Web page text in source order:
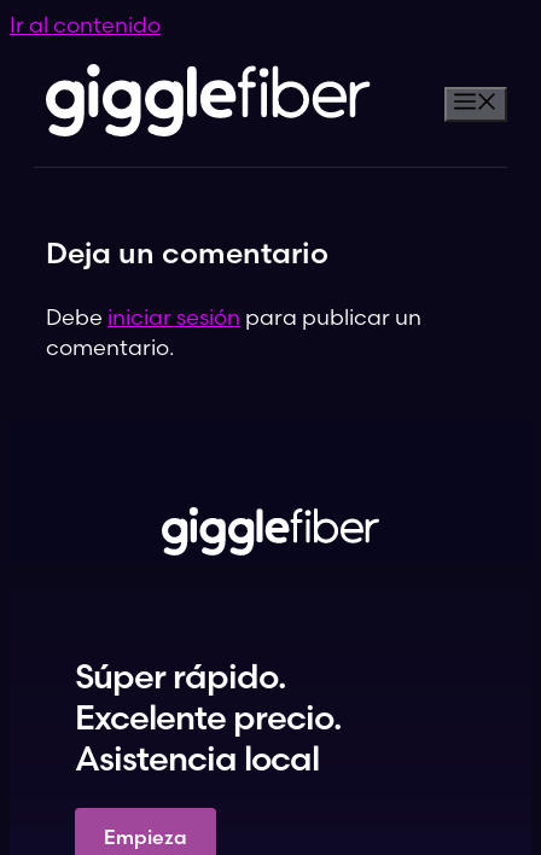
Ir al contenido
Deja un comentario
Debe iniciar sesión para publicar un
comentario.
Súper rápido.
Excelente precio.
Asistencia local
Empieza